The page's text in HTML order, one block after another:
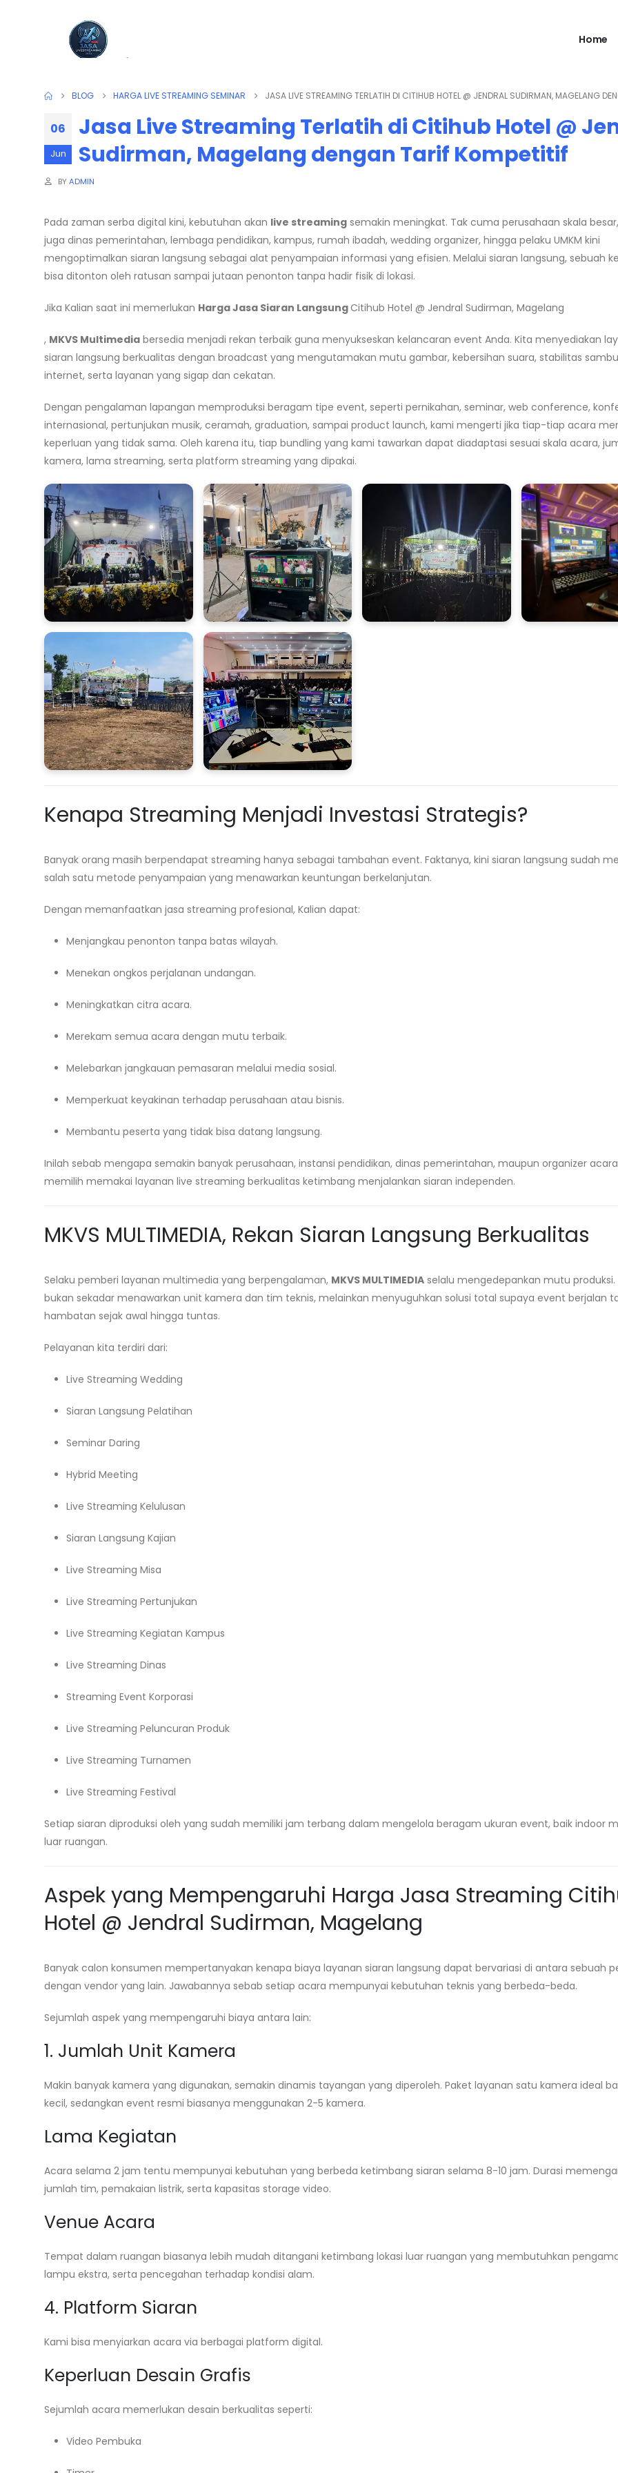
Home
BLOG HARGA LIVE STREAMING SEMINAR JASA LIVE STREAMING TERLATIH DI CITIHUB HOTEL @ JENDRAL SUDIRMAN, MAGELANG
06
Jun
Jasa Live Streaming Terlatih di Citihub Hotel @
Sudirman, Magelang dengan Tarif Kompetitif
BYADMIN
Pada zaman serba digital kini, kebutuhan akan live streaming semakin meningkat. Tak cuma perusahaan skala
juga dinas pemerintahan, lembaga pendidikan, kampus, rumah ibadah, wedding organizer, hingga pelaku UMKM kini
mengoptimalkan siaran langsung sebagai alat penyampaian informasi yang efisien. Melalui siaran langsung, sebuah
bisa ditonton oleh ratusan sampai jutaan penonton tanpa hadir fisik di lokasi.
Jika Kalian saat ini memerlukan Harga Jasa Siaran LangsungCitihub Hotel @ Jendral Sudirman, Magelang
, MKVS Multimedia bersedia menjadi rekan terbaik guna menyukseskan kelancaran event Anda. Kita menyediakan
siaran langsung berkualitas dengan broadcast yang mengutamakan mutu gambar, kebersihan suara, stabilitas
internet, serta layanan yang sigap dan cekatan.
Dengan pengalaman lapangan memproduksi beragam tipe event, seperti pernikahan, seminar, web conference,
internasional, pertunjukan musik, ceramah, graduation, sampai product launch, kami mengerti jika tiap-tiap acara
keperluan yang tidak sama. Oleh karena itu, tiap bundling yang kami tawarkan dapat diadaptasi sesuai skala acara,
kamera, lama streaming, serta platform streaming yang dipakai.
Kenapa Streaming Menjadi Investasi Strategis?
Banyak orang masih berpendapat streaming hanya sebagai tambahan event. Faktanya, kini siaran langsung sudah
salah satu metode penyampaian yang menawarkan keuntungan berkelanjutan.
Dengan memanfaatkan jasa streaming profesional, Kalian dapat:
Menjangkau penonton tanpa batas wilayah.
Menekan ongkos perjalanan undangan.
Meningkatkan citra acara.
Merekam semua acara dengan mutu terbaik.
Melebarkan jangkauan pemasaran melalui media sosial.
Memperkuat keyakinan terhadap perusahaan atau bisnis.
Membantu peserta yang tidak bisa datang langsung.
Inilah sebab mengapa semakin banyak perusahaan, instansi pendidikan, dinas pemerintahan, maupun organizer
memilih memakai layanan live streaming berkualitas ketimbang menjalankan siaran independen.
MKVS MULTIMEDIA, Rekan Siaran Langsung Berkualitas
Selaku pemberi layanan multimedia yang berpengalaman, MKVS MULTIMEDIA selalu mengedepankan mutu produksi.
bukan sekadar menawarkan unit kamera dan tim teknis, melainkan menyuguhkan solusi total supaya event berjalan
hambatan sejak awal hingga tuntas.
Pelayanan kita terdiri dari:
Live Streaming Wedding
Siaran Langsung Pelatihan
Seminar Daring
Hybrid Meeting
Live Streaming Kelulusan
Siaran Langsung Kajian
Live Streaming Misa
Live Streaming Pertunjukan
Live Streaming Kegiatan Kampus
Live Streaming Dinas
Streaming Event Korporasi
Live Streaming Peluncuran Produk
Live Streaming Turnamen
Live Streaming Festival
Setiap siaran diproduksi oleh yang sudah memiliki jam terbang dalam mengelola beragam ukuran event, baik indoor
luar ruangan.
Aspek yang Mempengaruhi Harga Jasa Streaming
Hotel @ Jendral Sudirman, Magelang
Banyak calon konsumen mempertanyakan kenapa biaya layanan siaran langsung dapat bervariasi di antara sebuah
dengan vendor yang lain. Jawabannya sebab setiap acara mempunyai kebutuhan teknis yang berbeda-beda.
Sejumlah aspek yang mempengaruhi biaya antara lain:
1. Jumlah Unit Kamera
Makin banyak kamera yang digunakan, semakin dinamis tayangan yang diperoleh. Paket layanan satu kamera ideal
kecil, sedangkan event resmi biasanya menggunakan 2-5 kamera.
Lama Kegiatan
Acara selama 2 jam tentu mempunyai kebutuhan yang berbeda ketimbang siaran selama 8-10 jam. Durasi
jumlah tim, pemakaian listrik, serta kapasitas storage video.
Venue Acara
Tempat dalam ruangan biasanya lebih mudah ditangani ketimbang lokasi luar ruangan yang membutuhkan
lampu ekstra, serta pencegahan terhadap kondisi alam.
4. Platform Siaran
Kami bisa menyiarkan acara via berbagai platform digital.
Keperluan Desain Grafis
Sejumlah acara memerlukan desain berkualitas seperti:
Video Pembuka